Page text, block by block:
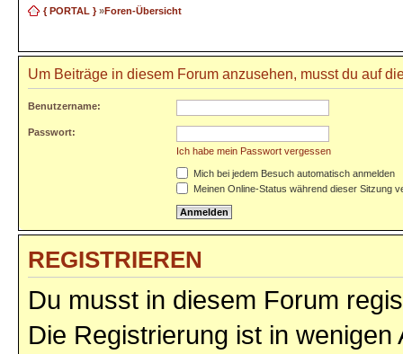
{ PORTAL }»Foren-Übersicht
Um Beiträge in diesem Forum anzusehen, musst du auf
Benutzername:
Passwort:
Ich habe mein Passwort vergessen
Mich bei jedem Besuch automatisch anmelden
Meinen Online-Status während dieser Sitzung
REGISTRIEREN
Du musst in diesem Forum
Die Registrierung ist in